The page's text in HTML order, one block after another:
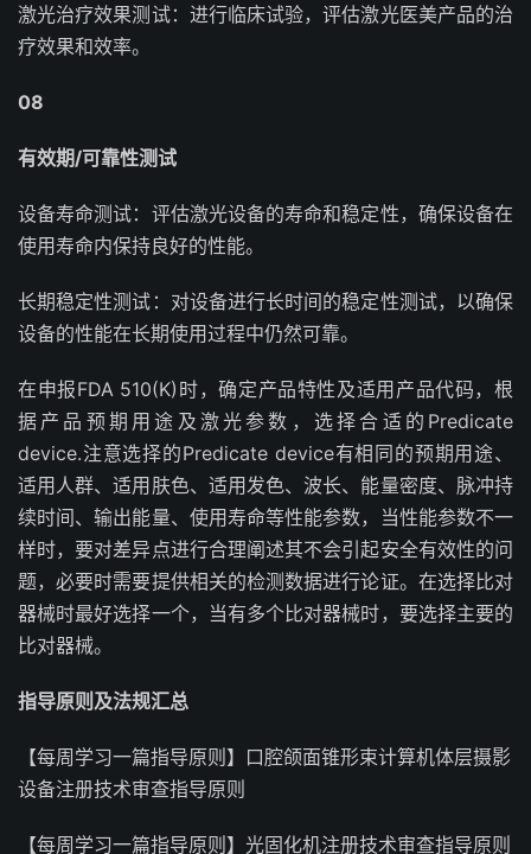
激光治疗效果测试：进行临床试验，评估激光医美产品的治
疗效果和效率。
08
有效期/可靠性测试
设备寿命测试：评估激光设备的寿命和稳定性，确保设备在
使用寿命内保持良好的性能。
长期稳定性测试：对设备进行长时间的稳定性测试，以确保
设备的性能在长期使用过程中仍然可靠。
在申报FDA 510(K)时，确定产品特性及适用产品代码，根
据产品预期用途及激光参数，选择合适的Predicate
device.注意选择的Predicate device有相同的预期用途、
适用人群、适用肤色、适用发色、波长、能量密度、脉冲持
续时间、输出能量、使用寿命等性能参数，当性能参数不一
样时，要对差异点进行合理阐述其不会引起安全有效性的问
题，必要时需要提供相关的检测数据进行论证。在选择比对
器械时最好选择一个，当有多个比对器械时，要选择主要的
比对器械。
指导原则及法规汇总
【每周学习一篇指导原则】口腔颌面锥形束计算机体层摄影
设备注册技术审查指导原则
【每周学习一篇指导原则】光固化机注册技术审查指导原则